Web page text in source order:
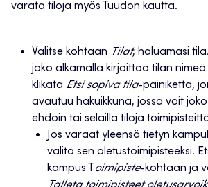
varata tiloja myös Tuudon kautta.
Valitse kohtaan Tilat, haluamasi
joko alkamalla kirjoittaa tilan
klikata Etsi sopiva tila-painiketta,
avautuu hakuikkuna, jossa voit
ehdoin tai selailla tiloja
Jos varaat yleensä tietyn
valita sen oletustoimipisteeksi.
kampus T oimipiste-kohtaan ja